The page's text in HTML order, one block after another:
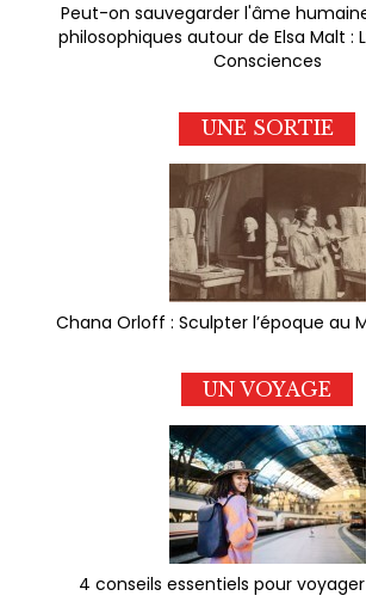
Peut-on sauvegarder l'âme
philosophiques autour de Elsa Malt :
Consciences
UNE SORTIE
Chana Orloff : Sculpter l’époque au
UN VOYAGE
4 conseils essentiels pour